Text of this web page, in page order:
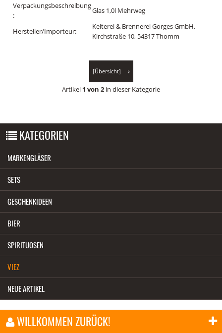
Verpackungsbeschreibung
:
Glas 1,0l Mehrweg
Hersteller/Importeur:
Kelterei & Brennerei Gorges GmbH,
Kirchstraße 10, 54317 Thomm
[Übersicht]
Artikel 1 von 2 in dieser Kategorie
KATEGORIEN
MARKENGLÄSER
SETS
GESCHENKIDEEN
BIER
SPIRITUOSEN
VIEZ
NEUE ARTIKEL
WILLKOMMEN ZURÜCK!